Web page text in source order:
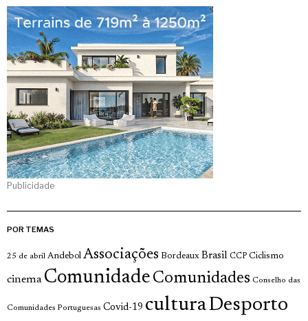
Publicidade
POR TEMAS
25 de abril Andebol Associações Bordeaux Brasil CCP Ciclismo
cinema Comunidade Comunidades Conselho das
Comunidades Portuguesas Covid-19 culturaDesporto